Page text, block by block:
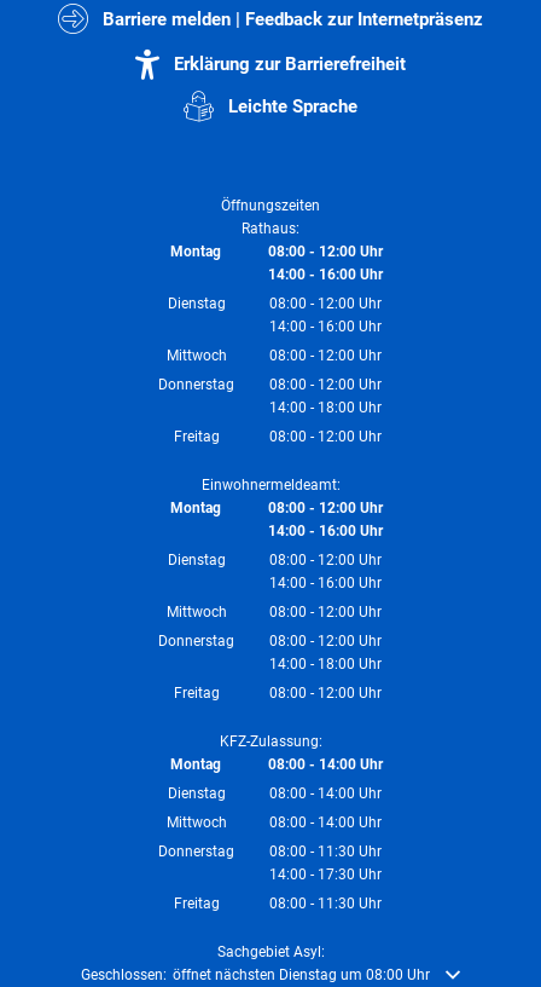
Barriere melden | Feedback zur Internetpräsenz
Erklärung zur Barrierefreiheit
Leichte Sprache
Öffnungszeiten
Rathaus:
Montag
08:00- 12:00Uhr
Von 08:00 bis 12:00 Uhr
14:00- 16:00Uhr
Von 14:00 bis 16:00 Uhr
Dienstag 08:00 - 12:00 Uhr
Von 08:00 bis 12:00 Uhr
14:00 - 16:00 Uhr
Von 14:00 bis 16:00 Uhr
Mittwoch 08:00 - 12:00 Uhr
Von 08:00 bis 12:00 Uhr
Donnerstag 08:00 - 12:00 Uhr
Von 08:00 bis 12:00 Uhr
14:00 - 18:00 Uhr
Von 14:00 bis 18:00 Uhr
Freitag 08:00 - 12:00 Uhr
Einwohnermeldeamt:
Montag
08:00- 12:00Uhr
Von 08:00 bis 12:00 Uhr
14:00- 16:00Uhr
Von 14:00 bis 16:00 Uhr
Dienstag 08:00 - 12:00 Uhr
Von 08:00 bis 12:00 Uhr
14:00 - 16:00 Uhr
Von 14:00 bis 16:00 Uhr
Mittwoch 08:00 - 12:00 Uhr
Von 08:00 bis 12:00 Uhr
Donnerstag 08:00 - 12:00 Uhr
Von 08:00 bis 12:00 Uhr
14:00 - 18:00 Uhr
Von 14:00 bis 18:00 Uhr
Freitag 08:00 - 12:00 Uhr
KFZ-Zulassung:
Montag
08:00- 14:00Uhr
Von 08:00 bis 14:00 Uhr
Dienstag 08:00 - 14:00 Uhr
Von 08:00 bis 14:00 Uhr
Mittwoch 08:00 - 14:00 Uhr
Von 08:00 bis 14:00 Uhr
Donnerstag 08:00 - 11:30 Uhr
Von 08:00 bis 11:30 Uhr
14:00 - 17:30 Uhr
Von 14:00 bis 17:30 Uhr
Freitag 08:00 - 11:30 Uhr
Sachgebiet Asyl:
Klicken, um weitere Öffnungs- oder Schließzeiten auszublenden
Geschlossen: öffnet nächsten Dienstag um 08:00 Uhr